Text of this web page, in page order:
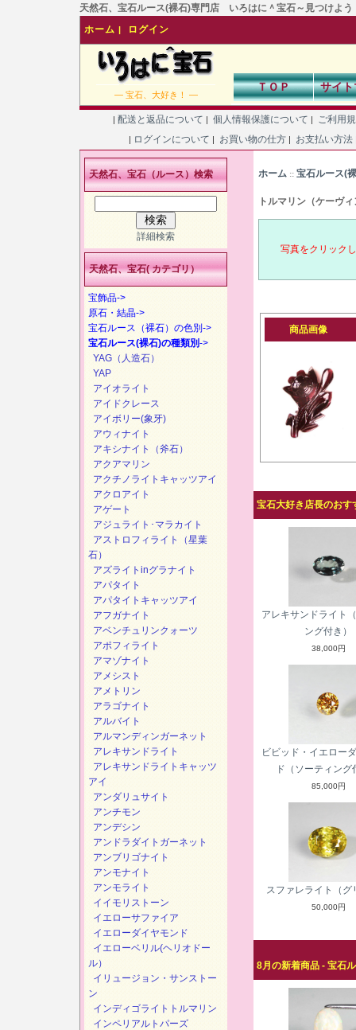
天然石、宝石ルース(裸石)専門店 いろはに＾宝石～見つけよ
ホーム | ログイン
― 宝石、大好き！ ―
ＴＯＰ サイ
| 配送と返品について | 個人情報保護について | ご利用
| ログインについて | お買い物の仕方 | お支払い方法
ホーム :: 宝石ルース(
トルマリン（ケーヴ
写真をクリック
商品画像
宝石大好き店長のおす
アレキサンドライト
ング付き）
38,000円
ビビッド・イエロー
ド（ソーティング
85,000円
スファレライト（グ
50,000円
8月の新着商品 - 宝石
天然石、宝石（ルース）検索
詳細検索
天然石、宝石( カテゴリ）
宝飾品->
原石・結晶->
宝石ルース（裸石）の色別->
宝石ルース(裸石)の種類別->
YAG（人造石）
YAP
アイオライト
アイドクレース
アイボリー(象牙)
アウィナイト
アキシナイト（斧石）
アクアマリン
アクチノライトキャッツアイ
アクロアイト
アゲート
アジュライト･マラカイト
アストロフィライト（星葉
石）
アズライトinグラナイト
アパタイト
アパタイトキャッツアイ
アフガナイト
アベンチュリンクォーツ
アポフィライト
アマゾナイト
アメシスト
アメトリン
アラゴナイト
アルバイト
アルマンディンガーネット
アレキサンドライト
アレキサンドライトキャッツ
アイ
アンダリュサイト
アンチモン
アンデシン
アンドラダイトガーネット
アンブリゴナイト
アンモナイト
アンモライト
イイモリストーン
イエローサファイア
イエローダイヤモンド
イエローベリル(ヘリオドー
ル）
イリュージョン・サンストー
ン
インディゴライトトルマリン
インペリアルトパーズ